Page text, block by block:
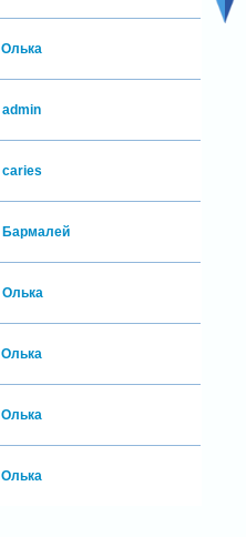
Олька
admin
caries
Бармалей
Олька
Олька
Олька
Олька